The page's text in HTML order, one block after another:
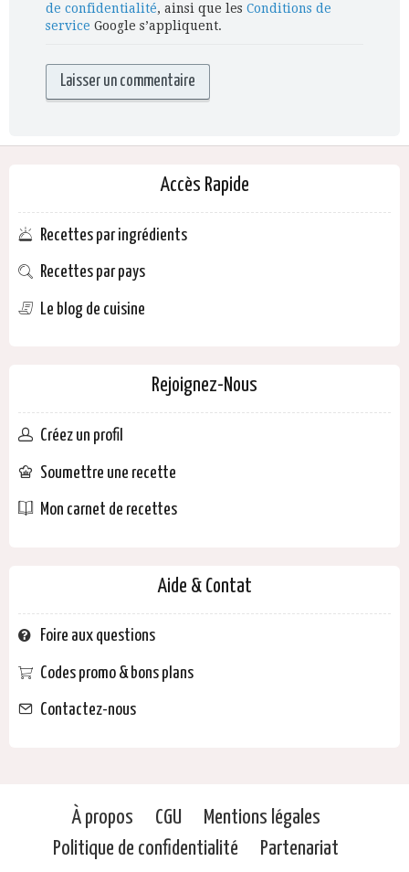
de confidentialité, ainsi que les Conditions de
service Google s’appliquent.
Accès Rapide
Recettes par ingrédients
Recettes par pays
Le blog de cuisine
Rejoignez-Nous
Créez un profil
Soumettre une recette
Mon carnet de recettes
Aide & Contat
Foire aux questions
Codes promo & bons plans
Contactez-nous
À propos CGU
Mentions légales
Politique de confidentialité
Partenariat